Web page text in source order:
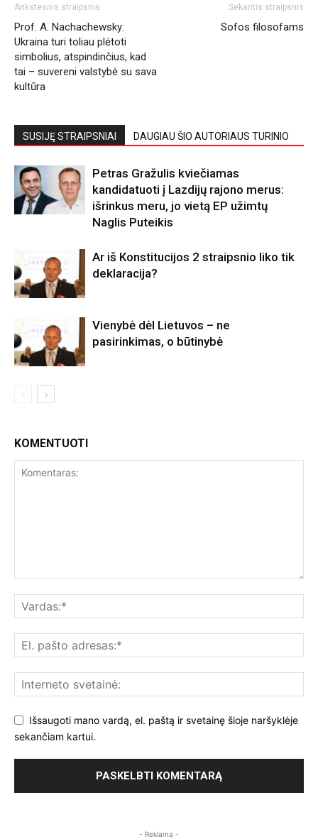
Ankstesnis straipsnis
Prof. A. Nachachewsky:
Ukraina turi toliau plėtoti
simbolius, atspindinčius, kad
tai – suvereni valstybė su sava
kultūra
Sekantis straipsnis
Sofos filosofams
SUSIJĘ STRAIPSNIAI DAUGIAU ŠIO AUTORIAUS TURINIO
Petras Gražulis kviečiamas
kandidatuoti į Lazdijų rajono merus:
išrinkus meru, jo vietą EP užimtų
Naglis Puteikis
Ar iš Konstitucijos 2 straipsnio liko tik
deklaracija?
Vienybė dėl Lietuvos – ne
pasirinkimas, o būtinybė
KOMENTUOTI
Išsaugoti mano vardą, el. paštą ir svetainę šioje naršyklėje
sekančiam kartui.
- Reklama -